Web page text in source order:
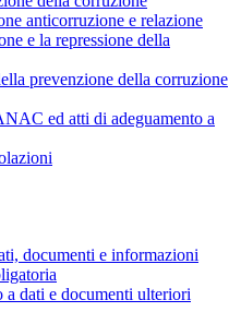
anticorruzione e relazione
e la repressione della
prevenzione della corruzione
ed atti di adeguamento a
documenti e informazioni
a dati e documenti ulteriori